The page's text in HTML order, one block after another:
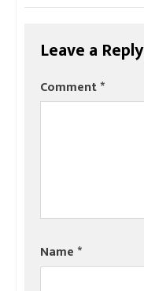
Leave a Reply
Comment*
Name*